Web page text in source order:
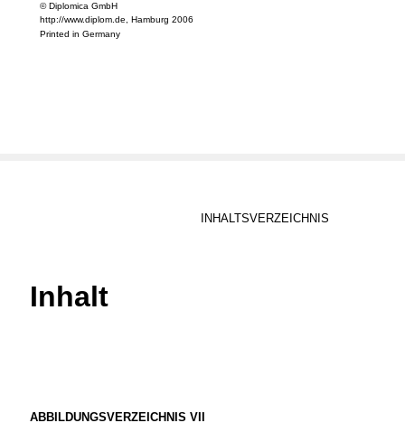
© Diplomica GmbH
http://www.diplom.de, Hamburg 2006
Printed in Germany
INHALTSVERZEICHNIS
Inhalt
ABBILDUNGSVERZEICHNIS VII